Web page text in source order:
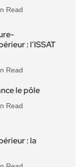
Read
: l’ISSAT
Read
le pôle
Read
: la